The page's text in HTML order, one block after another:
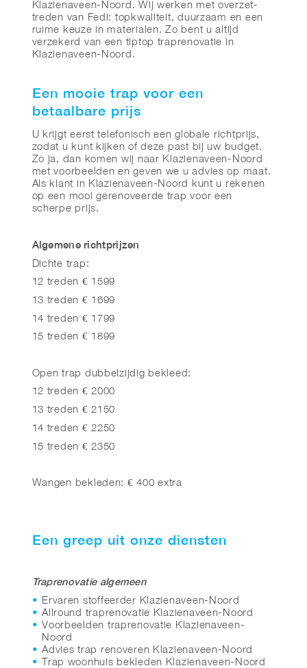
Klazienaveen-Noord. Wij werken met overzet-
treden van Fedi: topkwaliteit, duurzaam en een
ruime keuze in materialen. Zo bent u altijd
verzekerd van een tiptop traprenovatie in
Klazienaveen-Noord.
Een mooie trap voor een
betaalbare prijs
U krijgt eerst telefonisch een globale richtprijs,
zodat u kunt kijken of deze past bij uw budget.
Zo ja, dan komen wij naar Klazienaveen-Noord
met voorbeelden en geven we u advies op maat.
Als klant in Klazienaveen-Noord kunt u rekenen
op een mooi gerenoveerde trap voor een
scherpe prijs.
Algemene richtprijzen
Dichte trap:
12 treden € 1599
13 treden € 1699
14 treden € 1799
15 treden € 1899
Open trap dubbelzijdig bekleed:
12 treden € 2000
13 treden € 2150
14 treden € 2250
15 treden € 2350
Wangen bekleden: € 400 extra
Een greep uit onze diensten
Traprenovatie algemeen
Ervaren stoffeerder Klazienaveen-Noord
Allround traprenovatie Klazienaveen-Noord
Voorbeelden traprenovatie Klazienaveen-
Noord
Advies trap renoveren Klazienaveen-Noord
Trap woonhuis bekleden Klazienaveen-Noord